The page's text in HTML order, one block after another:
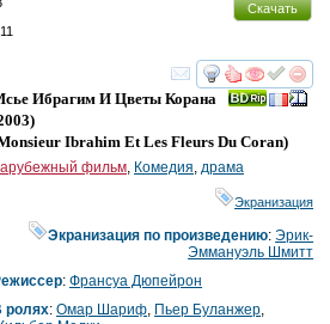
Скачать
смотреть
Ибрагим И Цветы Корана
Ibrahim Et Les Fleurs Du Coran)
фильм Комедия драма
Экранизация
Экранизация по произведению:Эрик-
Эммануэль Шмитт
: Франсуа Дюпейрон
ролях: Омар Шариф Пьер Буланжер